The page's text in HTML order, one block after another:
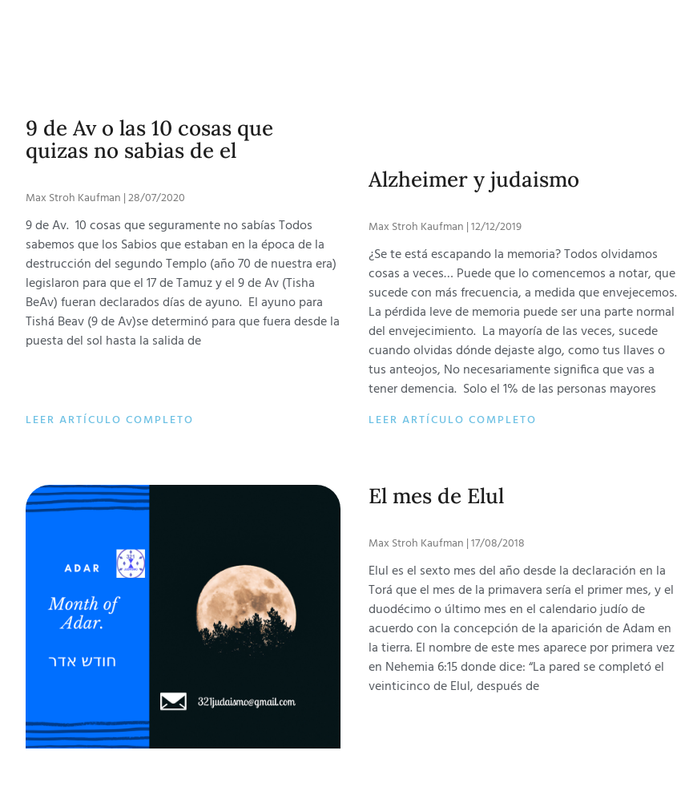
9 de Av o las 10 cosas que
quizas no sabias de el
Max Stroh Kaufman 28/07/2020
9 de Av. 10 cosas que seguramente no sabías Todos
sabemos que los Sabios que estaban en la época de la
destrucción del segundo Templo (año 70 de nuestra era)
legislaron para que el 17 de Tamuz y el 9 de Av (Tisha
BeAv) fueran declarados días de ayuno. El ayuno para
Tishá Beav (9 de Av)se determinó para que fuera desde la
puesta del sol hasta la salida de
LEER ARTÍCULO COMPLETO
Alzheimer y judaismo
Max Stroh Kaufman 12/12/2019
¿Se te está escapando la memoria? Todos olvidamos
cosas a veces… Puede que lo comencemos a notar, que
sucede con más frecuencia, a medida que envejecemos.
La pérdida leve de memoria puede ser una parte normal
del envejecimiento. La mayoría de las veces, sucede
cuando olvidas dónde dejaste algo, como tus llaves o
tus anteojos, No necesariamente significa que vas a
tener demencia. Solo el 1% de las personas mayores
LEER ARTÍCULO COMPLETO
El mes de Elul
Max Stroh Kaufman 17/08/2018
Elul es el sexto mes del año desde la declaración en la
Torá que el mes de la primavera sería el primer mes, y el
duodécimo o último mes en el calendario judío de
acuerdo con la concepción de la aparición de Adam en
la tierra. El nombre de este mes aparece por primera vez
en Nehemia 6:15 donde dice: “La pared se completó el
veinticinco de Elul, después de